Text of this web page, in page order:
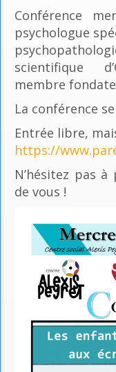
Conférence
psychologue
scientifique
membre
La conférence
Entrée libre,
https://
N’hésitez pas
de vous !